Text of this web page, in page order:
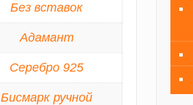
Без вставок
Адамант
Серебро 925
Бисмарк ручной